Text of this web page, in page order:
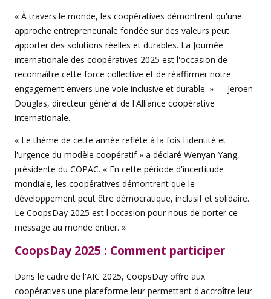
« À travers le monde, les coopératives démontrent qu'une
approche entrepreneuriale fondée sur des valeurs peut
apporter des solutions réelles et durables. La Journée
internationale des coopératives 2025 est l'occasion de
reconnaître cette force collective et de réaffirmer notre
engagement envers une voie inclusive et durable. » — Jeroen
Douglas, directeur général de l'Alliance coopérative
internationale.
« Le thème de cette année reflète à la fois l'identité et
l'urgence du modèle coopératif » a déclaré Wenyan Yang,
présidente du COPAC. « En cette période d'incertitude
mondiale, les coopératives démontrent que le
développement peut être démocratique, inclusif et solidaire.
Le CoopsDay 2025 est l'occasion pour nous de porter ce
message au monde entier. »
CoopsDay 2025 : Comment participer
Dans le cadre de l'AIC 2025, CoopsDay offre aux
coopératives une plateforme leur permettant d'accroître leur